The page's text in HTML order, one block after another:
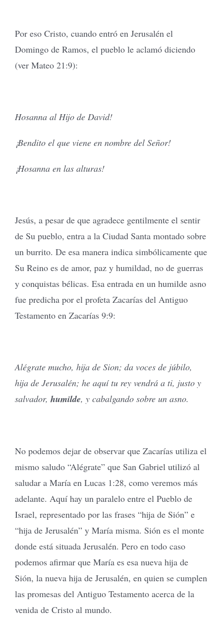
Por eso Cristo, cuando entró en Jerusalén el
Domingo de Ramos, el pueblo le aclamó diciendo
(ver Mateo 21:9):
Hosanna al Hijo de David!
¡Bendito el que viene en nombre del Señor!
¡Hosanna en las alturas!
Jesús, a pesar de que agradece gentilmente el sentir
de Su pueblo, entra a la Ciudad Santa montado sobre
un burrito. De esa manera indica simbólicamente que
Su Reino es de amor, paz y humildad, no de guerras
y conquistas bélicas. Esa entrada en un humilde asno
fue predicha por el profeta Zacarías del Antiguo
Testamento en Zacarías 9:9:
Alégrate mucho, hija de Sion; da voces de júbilo,
hija de Jerusalén; he aquí tu rey vendrá a ti, justo y
salvador, humilde, y cabalgando sobre un asno.
No podemos dejar de observar que Zacarías utiliza el
mismo saludo “Alégrate” que San Gabriel utilizó al
saludar a María en Lucas 1:28, como veremos más
adelante. Aquí hay un paralelo entre el Pueblo de
Israel, representado por las frases “hija de Sión” e
“hija de Jerusalén” y María misma. Sión es el monte
donde está situada Jerusalén. Pero en todo caso
podemos afirmar que María es esa nueva hija de
Sión, la nueva hija de Jerusalén, en quien se cumplen
las promesas del Antiguo Testamento acerca de la
venida de Cristo al mundo.